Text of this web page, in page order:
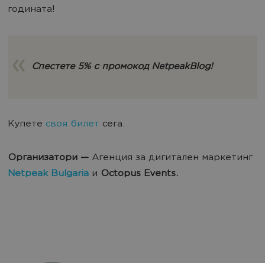
годината!
Спестете 5% с промокод NetpeakBlog!
Купете своя билет сега.
Организатори — Агенция за дигитален маркетинг
Netpeak Bulgaria и Octopus Events.